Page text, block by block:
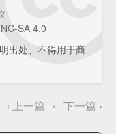
SA 4.0
出处、不得用于商
‹ 上一篇 • 下一篇 ›